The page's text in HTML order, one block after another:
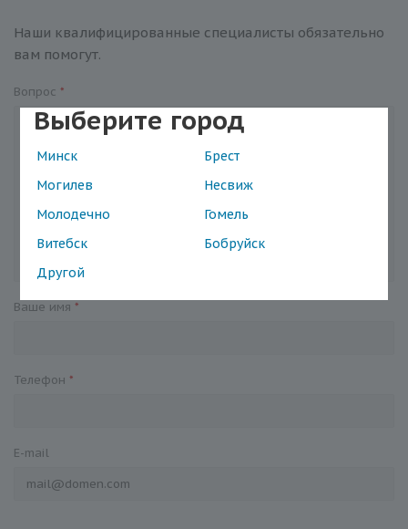
Выберите город
Минск
Брест
Могилев
Несвиж
Молодечно
Гомель
Витебск
Бобруйск
Другой
Наши квалифицированные специалисты обязательно
вам помогут.
Вопрос *
Ваше имя *
Телефон *
E-mail